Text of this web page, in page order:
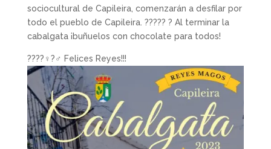
sociocultural de Capileira, comenzarán a desfilar por
todo el pueblo de Capileira. ????? ? Al terminar la
cabalgata ¡buñuelos con chocolate para todos!
????‍♀️?‍♂️ Felices Reyes!!!